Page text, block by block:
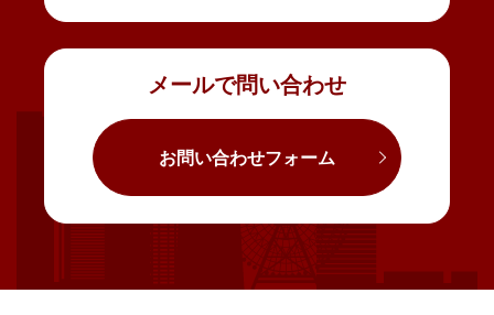
メールで問い合わせ
お問い合わせフォーム